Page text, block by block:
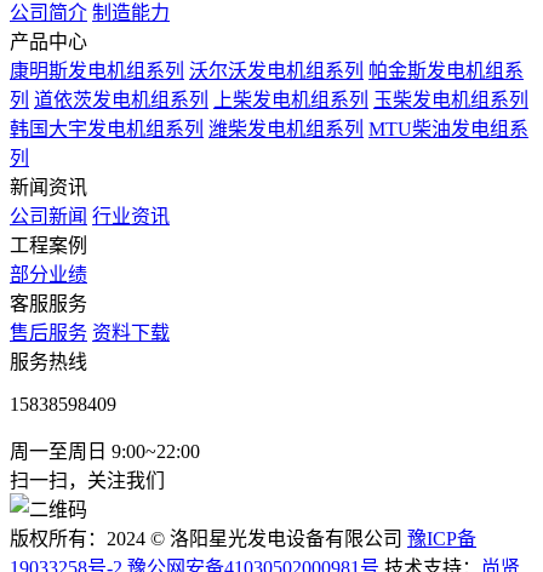
公司简介 制造能力
产品中心
康明斯发电机组系列 沃尔沃发电机组系列 帕金斯发电机组系
列 道依茨发电机组系列 上柴发电机组系列 玉柴发电机组系列
韩国大宇发电机组系列 潍柴发电机组系列 MTU柴油发电组系
列
新闻资讯
公司新闻 行业资讯
工程案例
部分业绩
客服服务
售后服务 资料下载
服务热线
15838598409
周一至周日 9:00~22:00
扫一扫，关注我们
版权所有：2024 © 洛阳星光发电设备有限公司 豫ICP备
19033258号-2 豫公网安备41030502000981号 技术支持：
尚贤